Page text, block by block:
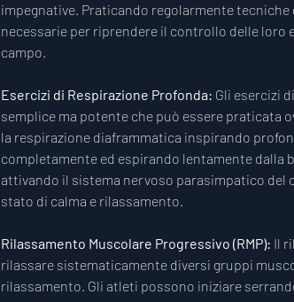
impegnative. Praticando regolarmente
necessarie per riprendere il controllo delle loro
campo.
Esercizi di Respirazione Profonda: Gli esercizi
semplice ma potente che può essere praticata
la respirazione diaframmatica inspirando
completamente ed espirando lentamente dalla
attivando il sistema nervoso parasimpatico
stato di calma e rilassamento.
Rilassamento Muscolare Progressivo (RMP): Il
rilassare sistematicamente diversi gruppi
rilassamento. Gli atleti possono iniziare